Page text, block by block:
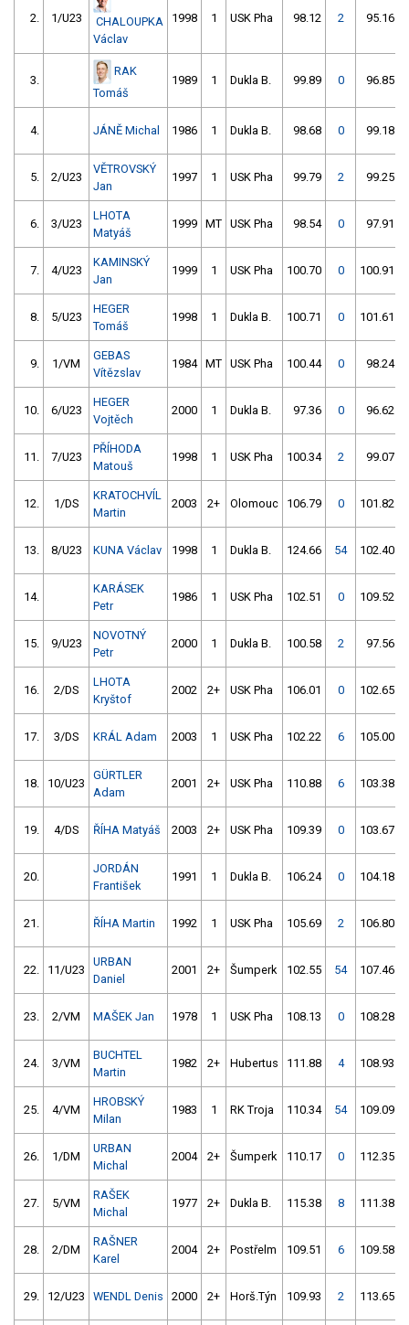
2. 1/U23
CHALOUPKA
Václav
1998 1 USK Pha 98.12 2 95.16
3.
RAK
Tomáš
1989 1 Dukla B. 99.89 0 96.85
4. JÁNĚ Michal 1986 1 Dukla B. 98.68 0 99.18
5. 2/U23
VĚTROVSKÝ
Jan
1997 1 USK Pha 99.79 2 99.25
6. 3/U23
LHOTA
Matyáš
1999 MT USK Pha 98.54 0 97.91
7. 4/U23
KAMINSKÝ
Jan
1999 1 USK Pha 100.70 0 100.91
8. 5/U23
HEGER
Tomáš
1998 1 Dukla B. 100.71 0 101.61
9. 1/VM
GEBAS
Vítězslav
1984 MT USK Pha 100.44 0 98.24
10. 6/U23
HEGER
Vojtěch
2000 1 Dukla B. 97.36 0 96.62
11. 7/U23
PŘÍHODA
Matouš
1998 1 USK Pha 100.34 2 99.07
12. 1/DS
KRATOCHVÍL
Martin
2003 2+ Olomouc 106.79 0 101.82
13. 8/U23 KUNA Václav 1998 1 Dukla B. 124.66 54 102.40
14.
KARÁSEK
Petr
1986 1 USK Pha 102.51 0 109.52
15. 9/U23
NOVOTNÝ
Petr
2000 1 Dukla B. 100.58 2 97.56
16. 2/DS
LHOTA
Kryštof
2002 2+ USK Pha 106.01 0 102.65
17. 3/DS KRÁL Adam 2003 1 USK Pha 102.22 6 105.00
18. 10/U23
GÜRTLER
Adam
2001 2+ USK Pha 110.88 6 103.38
19. 4/DS ŘÍHA Matyáš 2003 2+ USK Pha 109.39 0 103.67
20.
JORDÁN
František
1991 1 Dukla B. 106.24 0 104.18
21. ŘÍHA Martin 1992 1 USK Pha 105.69 2 106.80
22. 11/U23
URBAN
Daniel
2001 2+ Šumperk 102.55 54 107.46
23. 2/VM MAŠEK Jan 1978 1 USK Pha 108.13 0 108.28
24. 3/VM
BUCHTEL
Martin
1982 2+ Hubertus 111.88 4 108.93
25. 4/VM
HROBSKÝ
Milan
1983 1 RK Troja 110.34 54 109.09
26. 1/DM
URBAN
Michal
2004 2+ Šumperk 110.17 0 112.35
27. 5/VM
RAŠEK
Michal
1977 2+ Dukla B. 115.38 8 111.38
28. 2/DM
RAŠNER
Karel
2004 2+ Postřelm 109.51 6 109.58
29. 12/U23 WENDL Denis 2000 2+ Horš.Týn 109.93 2 113.65